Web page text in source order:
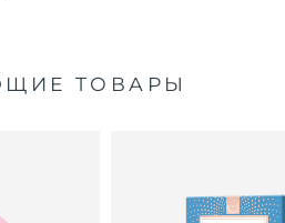
ТОВАРЫ
Ожидаемая дата доставки
8/14/26